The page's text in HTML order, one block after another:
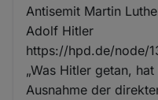
Antisemit Martin
Adolf Hitler
https://hpd.de/node/
„Was Hitler getan,
Ausnahme der